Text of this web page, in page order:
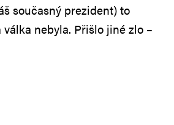
současný prezident) to
nebyla. Přišlo jiné zlo –